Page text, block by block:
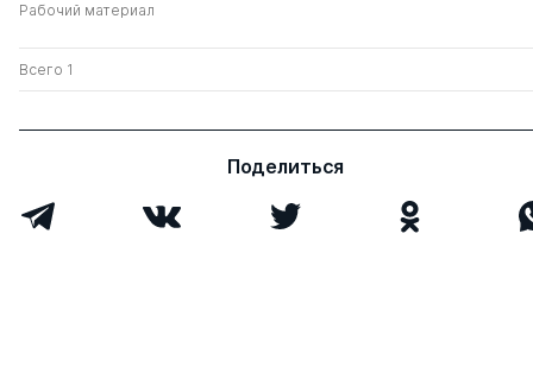
Рабочий материал
Всего 1
Поделиться